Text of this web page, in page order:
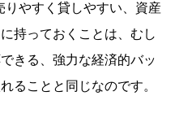
りやすく貸しやすい、資産
持っておくことは、むし
きる、強力な経済的バッ
ることと同じなのです。